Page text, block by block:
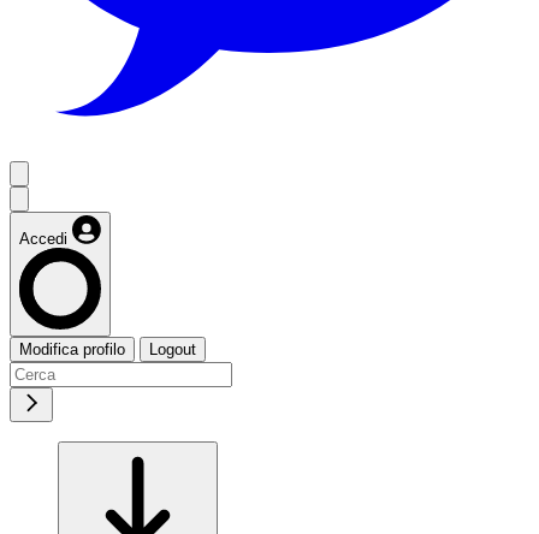
Accedi
Modifica profilo Logout